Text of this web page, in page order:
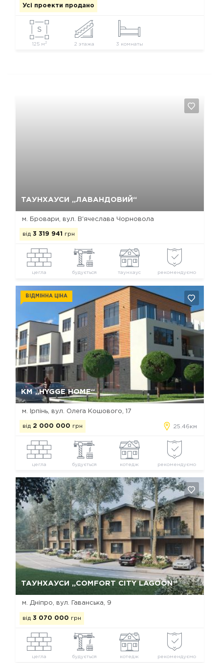
Усі проекти продано
125 м2 2 этажа 3 комнаты
ТАУНХАУСИ „ЛАВАНДОВИЙ“
м. Бровари, вул. В'ячеслава Чорновола
від 3 319 941 грн
цегла будується таунхаус рекомендуємо
КМ „HYGGE HOME“
ВІДМІННА ЦІНА
м. Ірпінь, вул. Олега Кошового, 17
від 2 000 000 грн 25.46км
цегла будується котедж рекомендуємо
ТАУНХАУСИ „COMFORT CITY LAGOON“
м. Дніпро, вул. Гаванська, 9
від 3 070 000 грн
цегла будується котедж рекомендуємо
Так, видалити